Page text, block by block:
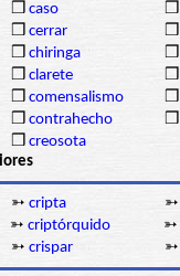
❒ caso ❒
❒ cerrar ❒
❒ chiringa ❒
❒ clarete ❒
❒ comensalismo ❒
❒ contrahecho ❒
❒ creosota
➳ cripta ➳
➳ criptórquido ➳
➳ crispar ➳